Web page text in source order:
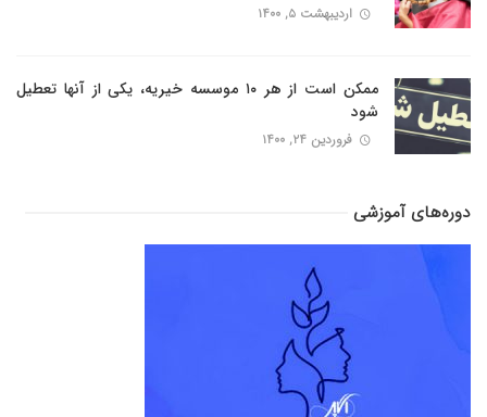
اردیبهشت ۵, ۱۴۰۰
ممکن است از هر ۱۰ موسسه خیریه، یکی از آنها تعطیل
شود
فروردین ۲۴, ۱۴۰۰
دوره‌های آموزشی